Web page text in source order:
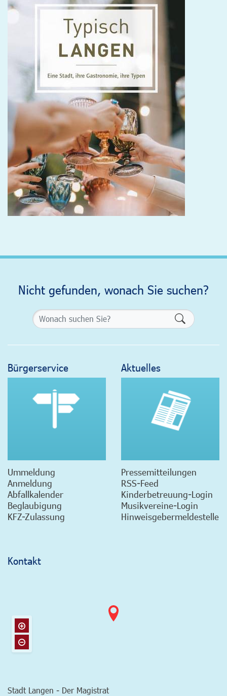
Nicht gefunden, wonach Sie suchen?
Bürgerservice
Ummeldung
Anmeldung
Abfallkalender
Beglaubigung
KFZ-Zulassung
Aktuelles
Pressemitteilungen
RSS-Feed
Kinderbetreuung-Login
Musikvereine-Login
Hinweisgebermeldestelle
Kontakt
Stadt Langen - Der Magistrat